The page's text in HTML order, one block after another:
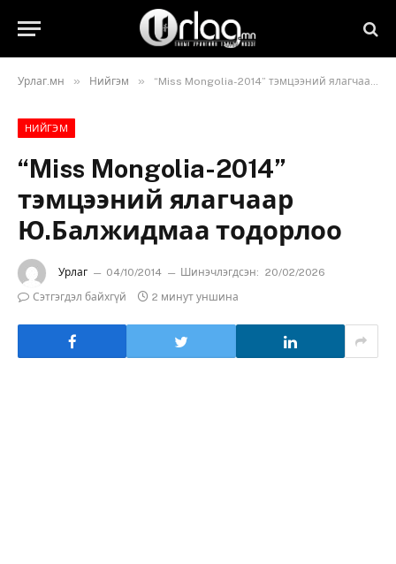
Урлаг.мн » Нийгэм » “Miss Mongolia-2014” тэмцээний ялагчаар Ю.Балжидмаа тодорлоо
НИЙГЭМ
“Miss Mongolia-2014”
тэмцээний ялагчаар
Ю.Балжидмаа тодорлоо
Урлаг 04/10/2014 Шинэчлэгдсэн: 20/02/2026
Сэтгэгдэл байхгүй
2 минут уншина